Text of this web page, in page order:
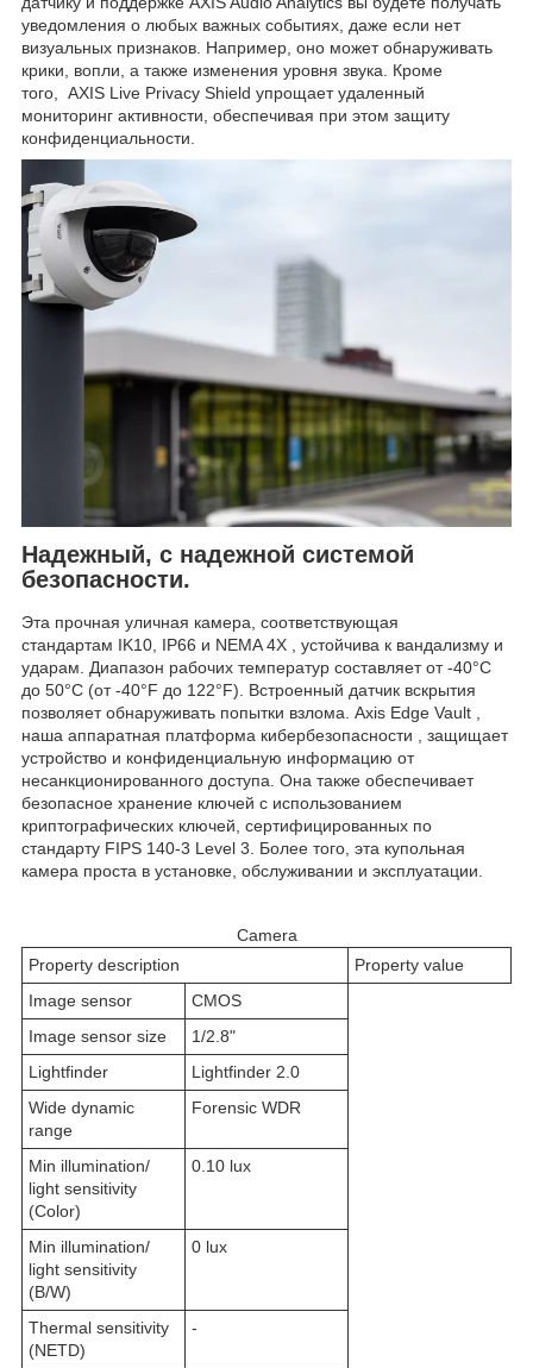
уведомления о любых важных событиях, даже если нет
визуальных признаков. Например, оно может обнаруживать
крики, вопли, а также изменения уровня звука. Кроме
того, AXIS Live Privacy Shield упрощает удаленный
мониторинг активности, обеспечивая при этом защиту
конфиденциальности.
Надежный, с надежной системой
безопасности.
Эта прочная уличная камера, соответствующая
стандартам IK10, IP66 и NEMA 4X , устойчива к вандализму и
ударам. Диапазон рабочих температур составляет от -40°C
до 50°C (от -40°F до 122°F). Встроенный датчик вскрытия
позволяет обнаруживать попытки взлома. Axis Edge Vault ,
наша аппаратная платформа кибербезопасности , защищает
устройство и конфиденциальную информацию от
несанкционированного доступа. Она также обеспечивает
безопасное хранение ключей с использованием
криптографических ключей, сертифицированных по
стандарту FIPS 140-3 Level 3. Более того, эта купольная
камера проста в установке, обслуживании и эксплуатации.
Camera
Property description
Property value
Image sensor
CMOS
Image sensor size
1/2.8"
Lightfinder
Lightfinder 2.0
Wide dynamic
range
Forensic WDR
Min illumination/
light sensitivity
(Color)
0.10 lux
Min illumination/
light sensitivity
(B/W)
0 lux
Thermal sensitivity
(NETD)
-